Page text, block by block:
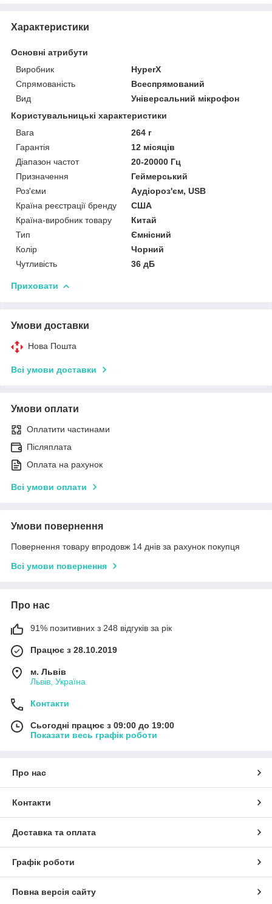
Характеристики
Основні атрибути
Виробник
HyperX
Спрямованість
Всеспрямований
Вид
Універсальний мікрофон
Користувальницькі характеристики
Вага
264 г
Гарантія
12 місяців
Діапазон частот
20-20000 Гц
Призначення
Геймерський
Роз'єми
Аудіороз'єм, USB
Країна реєстрації бренду
США
Країна-виробник товару
Китай
Тип
Ємнісний
Колір
Чорний
Чутливість
36 дБ
Приховати
Умови доставки
Нова Пошта
Всі умови доставки
Умови оплати
Оплатити частинами
Післяплата
Оплата на рахунок
Всі умови оплати
Умови повернення
Повернення товару впродовж 14 днів за рахунок покупця
Всі умови повернення
Про нас
91% позитивних з 248 відгуків за рік
Працює з 28.10.2019
м. Львів
Львів, Україна
Контакти
Сьогодні працює з 09:00 до 19:00
Показати весь графік роботи
Про нас
Контакти
Доставка та оплата
Графік роботи
Повна версія сайту